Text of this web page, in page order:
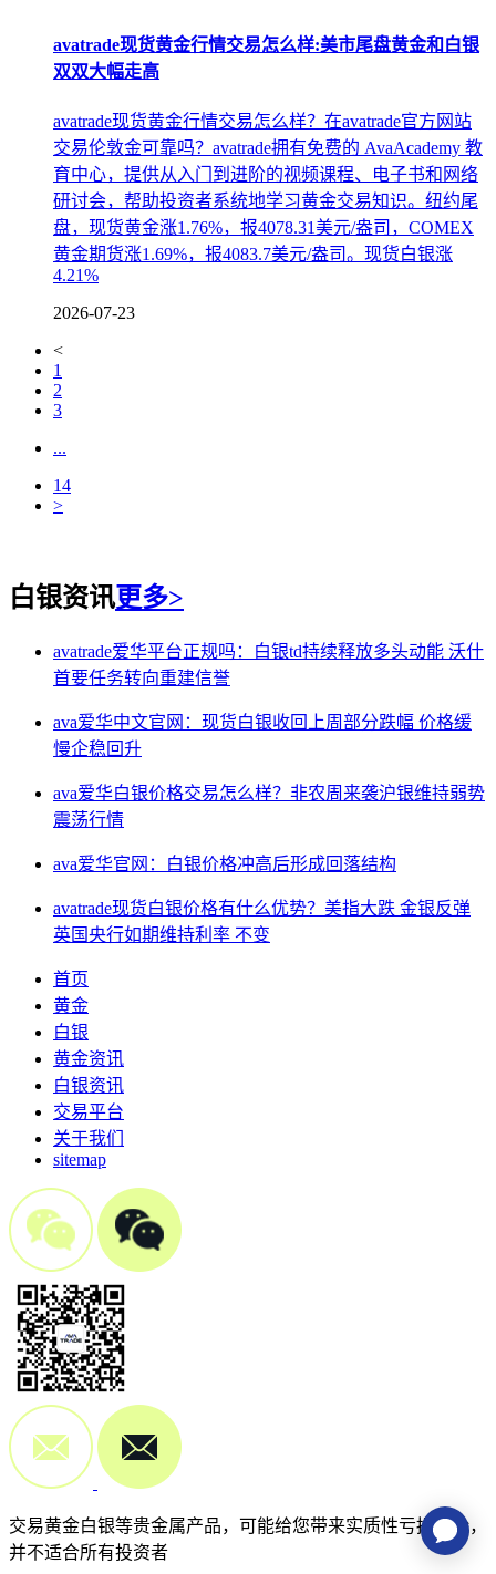
avatrade现货黄金行情交易怎么样:美市尾盘黄金和白银
双双大幅走高
avatrade现货黄金行情交易怎么样？在avatrade官方网站
交易伦敦金可靠吗？‌‌‌avatrade拥有免费的 AvaAcademy 教
育中心，提供从入门到进阶的视频课程、电子书和网络
研讨会，帮助投资者系统地学习黄金交易知识。纽约尾
盘，现货黄金涨1.76%，报4078.31美元/盎司，COMEX
黄金期货涨1.69%，报4083.7美元/盎司。现货白银涨
4.21%
2026-07-23
<
1
2
3
...
14
>
白银资讯更多>
avatrade爱华平台正规吗：白银td持续释放多头动能 沃什
首要任务转向重建信誉
ava爱华中文官网：现货白银收回上周部分跌幅 价格缓
慢企稳回升
ava爱华白银价格交易怎么样？非农周来袭沪银维持弱势
震荡行情
ava爱华官网：白银价格冲高后形成回落结构
avatrade现货白银价格有什么优势？美指大跌 金银反弹
英国央行如期维持利率 不变
首页
黄金
白银
黄金资讯
白银资讯
交易平台
关于我们
sitemap
交易黄金白银等贵金属产品，可能给您带来实质性亏损风险，
并不适合所有投资者